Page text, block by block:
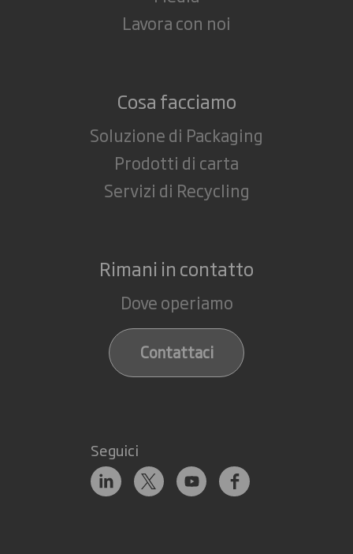
Lavora con noi
Cosa facciamo
Soluzione di Packaging
Prodotti di carta
Servizi di Recycling
Rimani in contatto
Dove operiamo
Contattaci
Seguici